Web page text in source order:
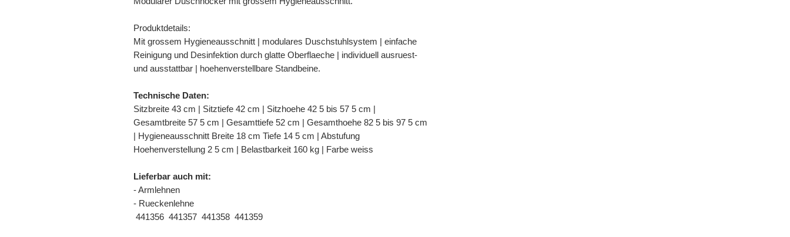
Produktdetails:
Mit grossem Hygieneausschnitt | modulares Duschstuhlsystem | einfache
Reinigung und Desinfektion durch glatte Oberflaeche | individuell ausruest-
und ausstattbar | hoehenverstellbare Standbeine.
Technische Daten:
Sitzbreite 43 cm | Sitztiefe 42 cm | Sitzhoehe 42 5 bis 57 5 cm |
Gesamtbreite 57 5 cm | Gesamttiefe 52 cm | Gesamthoehe 82 5 bis 97 5 cm
| Hygieneausschnitt Breite 18 cm Tiefe 14 5 cm | Abstufung
Hoehenverstellung 2 5 cm | Belastbarkeit 160 kg | Farbe weiss
Lieferbar auch mit:
- Armlehnen
- Rueckenlehne
441356  441357  441358  441359